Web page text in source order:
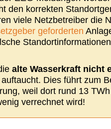
den korrekten
viele Netzbetreiber die
geforderten
alte Wasserkraft nicht
Dies führt zum
weil dort rund 13
verrechnet wird!